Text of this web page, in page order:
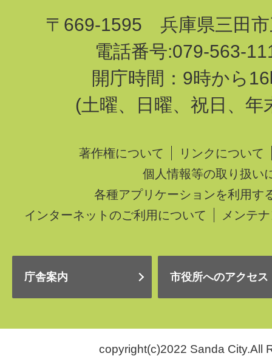
〒669-1595 兵庫県三田市
電話番号:079-563-
開庁時間：9時から
(土曜、日曜、祝日、年
著作権について
リンクについて
個人情報等の取り扱い
各種アプリケーションを利用す
インターネットのご利用について
メンテ
庁舎案内 市役所へのアクセス
copyright(c)2022 Sanda City.All